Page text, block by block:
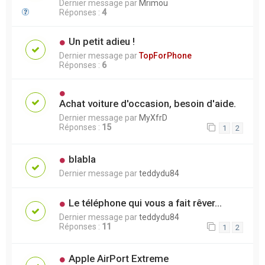
Dernier message par Mrimou
Réponses : 4
Un petit adieu !
Dernier message parTopForPhone
Réponses : 6
Achat voiture d'occasion, besoin d'aide.
Dernier message par MyXfrD
Réponses : 15 1 2
blabla
Dernier message parteddydu84
Le téléphone qui vous a fait rêver...
Dernier message parteddydu84
Réponses : 11 1 2
Apple AirPort Extreme